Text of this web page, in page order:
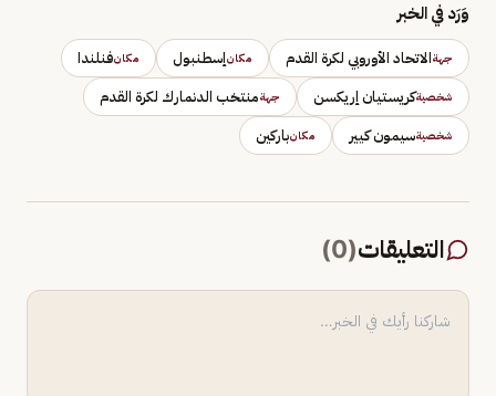
وَرَد في الخبر
جهةالاتحاد الأوروبي لكرة القدم مكانإسطنبول مكانفنلندا
شخصيةكريستيان إريكسن جهةمنتخب الدنمارك لكرة القدم
شخصيةسيمون كيير مكانباركين
التعليقات(
0
)